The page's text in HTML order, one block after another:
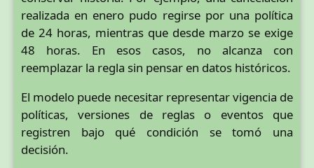
realizada en enero pudo regirse por una política
de 24 horas, mientras que desde marzo se exige
48 horas. En esos casos, no alcanza con
reemplazar la regla sin pensar en datos históricos.
El modelo puede necesitar representar vigencia de
políticas, versiones de reglas o eventos que
registren bajo qué condición se tomó una
decisión.